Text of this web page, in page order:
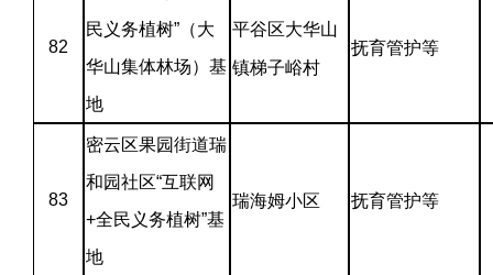
82
民义务植树”（大
华山集体林场）基
地
平谷区大华山
镇梯子峪村
抚育管护等
83
密云区果园街道瑞
和园社区“互联网
+全民义务植树”基
地
瑞海姆小区 抚育管护等